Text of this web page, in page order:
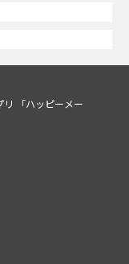
「ハッピーメー